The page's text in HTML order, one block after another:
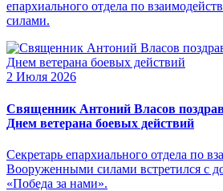
епархиального отдела по
силами.
2 Июля 2026
Священник Антоний Власов
Днем ветерана боевых действий
Секретарь епархиального отдела по
Вооруженными силами встретился с
«Победа за нами».